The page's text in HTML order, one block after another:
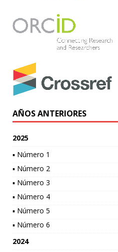
AÑOS ANTERIORES
2025
▪ Número 1
▪ Número 2
▪ Número 3
▪ Número 4
▪ Número 5
▪ Número 6
2024